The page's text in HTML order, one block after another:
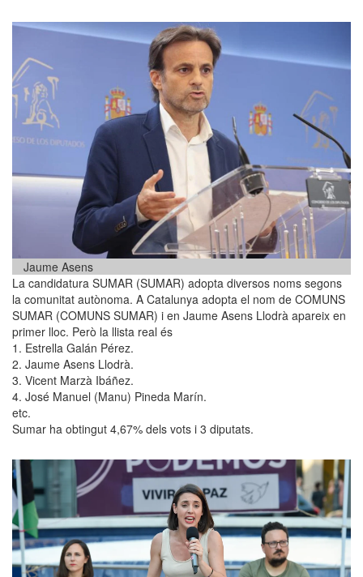
Jaume Asens
La candidatura SUMAR (SUMAR) adopta diversos noms segons
la comunitat autònoma. A Catalunya adopta el nom de COMUNS
SUMAR (COMUNS SUMAR) i en Jaume Asens Llodrà apareix en
primer lloc. Però la llista real és
1. Estrella Galán Pérez.
2. Jaume Asens Llodrà.
3. Vicent Marzà Ibáñez.
4. José Manuel (Manu) Pineda Marín.
etc.
Sumar ha obtingut 4,67% dels vots i 3 diputats.